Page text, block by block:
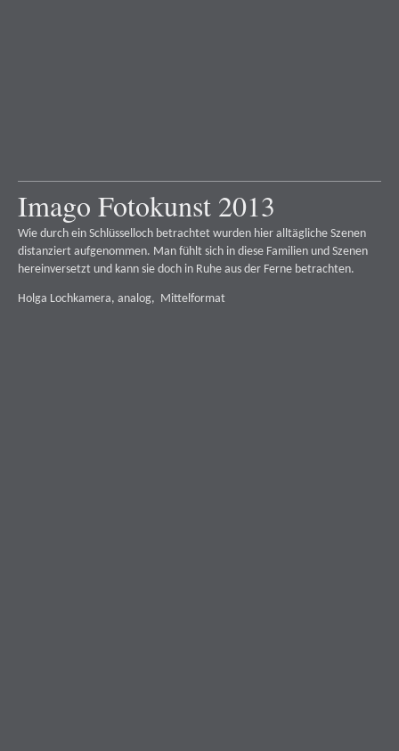
Imago Fotokunst 2013
Wie durch ein Schlüsselloch betrachtet wurden hier alltägliche Szenen
distanziert aufgenommen. Man fühlt sich in diese Familien und Szenen
hereinversetzt und kann sie doch in Ruhe aus der Ferne betrachten.
Holga Lochkamera, analog, Mittelformat